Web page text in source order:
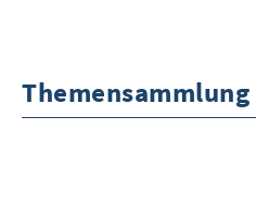
Themensammlung